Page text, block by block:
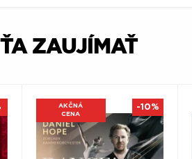
ZAUJÍMAŤ
AKČNÁ
CENA
-10%